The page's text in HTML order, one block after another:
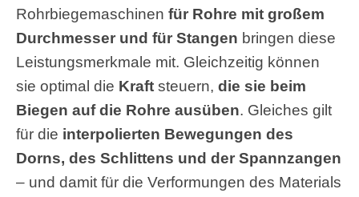
Rohrbiegemaschinen für Rohre mit großem
Durchmesser und für Stangen bringen diese
Leistungsmerkmale mit. Gleichzeitig können
sie optimal die Kraft steuern, die sie beim
Biegen auf die Rohre ausüben. Gleiches gilt
für die interpolierten Bewegungen des
Dorns, des Schlittens und der Spannzangen
– und damit für die Verformungen des Materials